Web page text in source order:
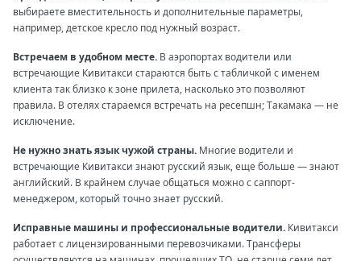
выбираете вместительность и дополнительные параметры,
например, детское кресло под нужный возраст.
Встречаем в удобном месте. В аэропортах водители или
встречающие Кивитакси стараются быть с табличкой с именем
клиента так близко к зоне прилета, насколько это позволяют
правила. В отелях стараемся встречать на ресепшн; Такамака — не
исключение.
Не нужно знать язык чужой страны. Многие водители и
встречающие Кивитакси знают русский язык, еще больше — знают
английский. В крайнем случае общаться можно с саппорт-
менеджером, который точно знает русский.
Исправные машины и профессиональные водители. Кивитакси
работает с лицензированными перевозчиками. Трансферы